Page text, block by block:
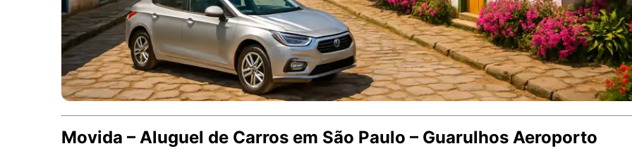
Movida – Aluguel de Carros em São Paulo – Guarulhos Aeroporto